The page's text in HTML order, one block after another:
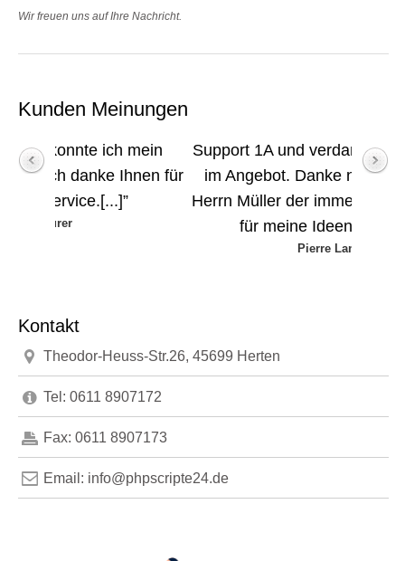
Wir freuen uns auf Ihre Nachricht.
Kunden Meinungen
mein
Ihnen für
Support 1A und verdammt gute Scripte
im Angebot. Danke nochmal an den
Herrn Müller der immer ein offenes Ohr
für meine Ideen hatte.[...]”
Kontakt
Theodor-Heuss-Str.26, 45699 Herten
Tel: 0611 8907172
Fax: 0611 8907173
Email: info@phpscripte24.de